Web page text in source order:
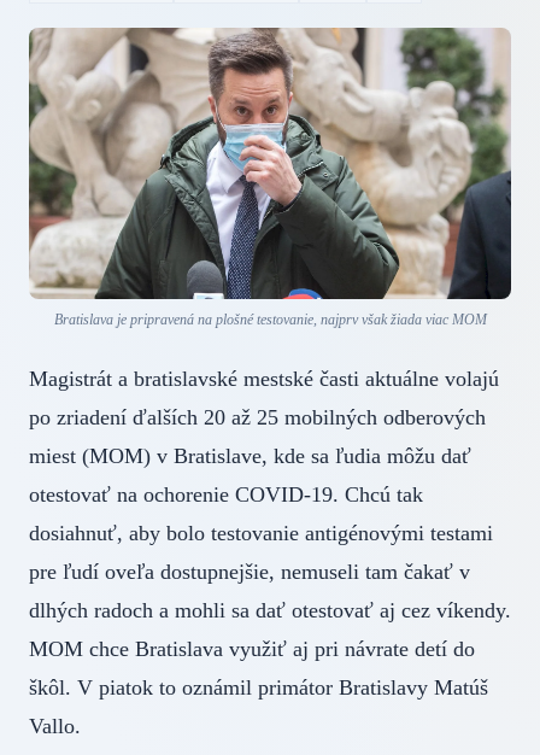
Bratislava je pripravená na plošné testovanie, najprv však žiada viac MOM
Magistrát a bratislavské mestské časti aktuálne volajú
po zriadení ďalších 20 až 25 mobilných odberových
miest (MOM) v Bratislave, kde sa ľudia môžu dať
otestovať na ochorenie COVID-19. Chcú tak
dosiahnuť, aby bolo testovanie antigénovými testami
pre ľudí oveľa dostupnejšie, nemuseli tam čakať v
dlhých radoch a mohli sa dať otestovať aj cez víkendy.
MOM chce Bratislava využiť aj pri návrate detí do
škôl. V piatok to oznámil primátor Bratislavy Matúš
Vallo.